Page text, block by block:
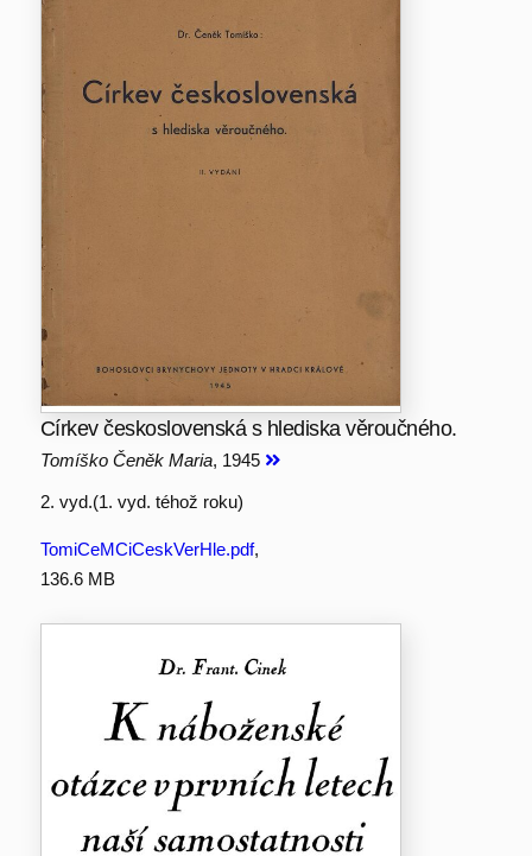
Církev československá s hlediska věroučného.
Tomíško Čeněk Maria, 1945
2. vyd.(1. vyd. téhož roku)
TomiCeMCiCeskVerHle.pdf,
136.6 MB